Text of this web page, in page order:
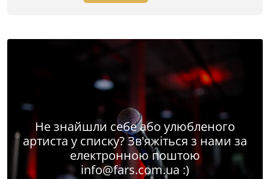
Не знайшли себе або улюбленого
артиста у списку? Зв'яжіться з нами за
електронною поштою
info@fars.com.ua :)